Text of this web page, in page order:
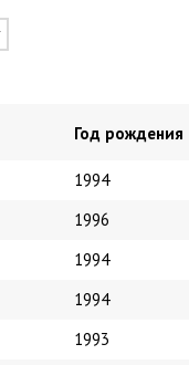
Год рождения
1994
1996
1994
1994
1993